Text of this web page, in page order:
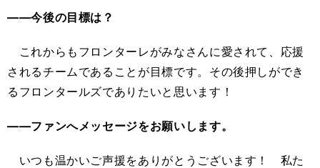
――今後の目標は？
これからもフロンターレがみなさんに愛されて、応援
されるチームであることが目標です。その後押しができ
るフロンタールズでありたいと思います！
――ファンへメッセージをお願いします。
いつも温かいご声援をありがとうございます！ 私た